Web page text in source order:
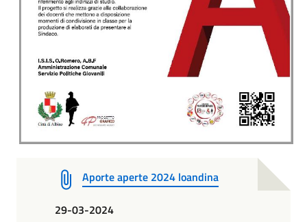
Aporte aperte 2024 loandina
29-03-2024